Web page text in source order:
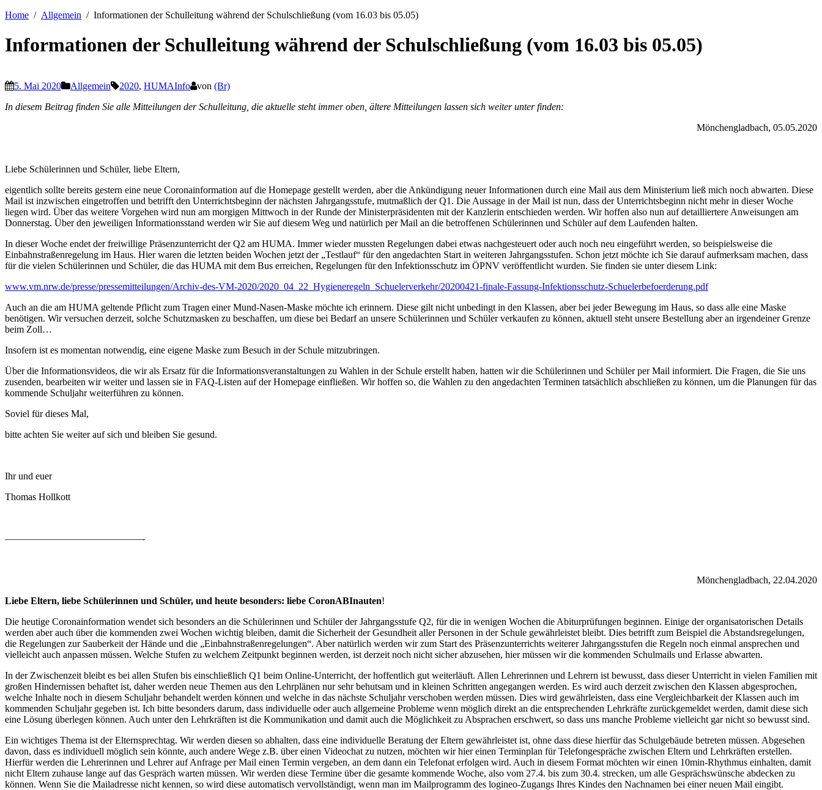
Home
Allgemein Informationen der Schulleitung während der Schulschließung (vom 16.03 bis 05.05)
Informationen der Schulleitung während der Schulschließung (vom 16.03 bis 05.05)
5. Mai 2020 Allgemein 2020, HUMAInfo von (Br)
In diesem Beitrag finden Sie alle Mitteilungen der Schulleitung, die aktuelle steht immer oben, ältere Mitteilungen lassen sich weiter unter finden:
Mönchengladbach, 05.05.2020
Liebe Schülerinnen und Schüler, liebe Eltern,
eigentlich sollte bereits gestern eine neue Coronainformation auf die Homepage gestellt werden, aber die Ankündigung neuer Informationen durch eine Mail aus dem Ministerium ließ mich noch abwarten. Diese
Mail ist inzwischen eingetroffen und betrifft den Unterrichtsbeginn der nächsten Jahrgangsstufe, mutmaßlich der Q1. Die Aussage in der Mail ist nun, dass der Unterrichtsbeginn nicht mehr in dieser Woche
liegen wird. Über das weitere Vorgehen wird nun am morgigen Mittwoch in der Runde der Ministerpräsidenten mit der Kanzlerin entschieden werden. Wir hoffen also nun auf detailliertere Anweisungen am
Donnerstag. Über den jeweiligen Informationsstand werden wir Sie auf diesem Weg und natürlich per Mail an die betroffenen Schülerinnen und Schüler auf dem Laufenden halten.
In dieser Woche endet der freiwillige Präsenzunterricht der Q2 am HUMA. Immer wieder mussten Regelungen dabei etwas nachgesteuert oder auch noch neu eingeführt werden, so beispielsweise die
Einbahnstraßenregelung im Haus. Hier waren die letzten beiden Wochen jetzt der „Testlauf“ für den angedachten Start in weiteren Jahrgangsstufen. Schon jetzt möchte ich Sie darauf aufmerksam machen, dass
für die vielen Schülerinnen und Schüler, die das HUMA mit dem Bus erreichen, Regelungen für den Infektionsschutz im ÖPNV veröffentlicht wurden. Sie finden sie unter diesem Link:
www.vm.nrw.de/presse/pressemitteilungen/Archiv-des-VM-2020/2020_04_22_Hygieneregeln_Schuelerverkehr/20200421-finale-Fassung-Infektionsschutz-Schuelerbefoerderung.pdf
Auch an die am HUMA geltende Pflicht zum Tragen einer Mund-Nasen-Maske möchte ich erinnern. Diese gilt nicht unbedingt in den Klassen, aber bei jeder Bewegung im Haus, so dass alle eine Maske
benötigen. Wir versuchen derzeit, solche Schutzmasken zu beschaffen, um diese bei Bedarf an unsere Schülerinnen und Schüler verkaufen zu können, aktuell steht unsere Bestellung aber an irgendeiner Grenze
beim Zoll…
Insofern ist es momentan notwendig, eine eigene Maske zum Besuch in der Schule mitzubringen.
Über die Informationsvideos, die wir als Ersatz für die Informationsveranstaltungen zu Wahlen in der Schule erstellt haben, hatten wir die Schülerinnen und Schüler per Mail informiert. Die Fragen, die Sie uns
zusenden, bearbeiten wir weiter und lassen sie in FAQ-Listen auf der Homepage einfließen. Wir hoffen so, die Wahlen zu den angedachten Terminen tatsächlich abschließen zu können, um die Planungen für das
kommende Schuljahr weiterführen zu können.
Soviel für dieses Mal,
bitte achten Sie weiter auf sich und bleiben Sie gesund.
Ihr und euer
Thomas Hollkott
——————————————-
Mönchengladbach, 22.04.2020
Liebe Eltern, liebe Schülerinnen und Schüler, und heute besonders: liebe CoronABInauten!
Die heutige Coronainformation wendet sich besonders an die Schülerinnen und Schüler der Jahrgangsstufe Q2, für die in wenigen Wochen die Abiturprüfungen beginnen. Einige der organisatorischen Details
werden aber auch über die kommenden zwei Wochen wichtig bleiben, damit die Sicherheit der Gesundheit aller Personen in der Schule gewährleistet bleibt. Dies betrifft zum Beispiel die Abstandsregelungen,
die Regelungen zur Sauberkeit der Hände und die „Einbahnstraßenregelungen“. Aber natürlich werden wir zum Start des Präsenzunterrichts weiterer Jahrgangsstufen die Regeln noch einmal ansprechen und
vielleicht auch anpassen müssen. Welche Stufen zu welchem Zeitpunkt beginnen werden, ist derzeit noch nicht sicher abzusehen, hier müssen wir die kommenden Schulmails und Erlasse abwarten.
In der Zwischenzeit bleibt es bei allen Stufen bis einschließlich Q1 beim Online-Unterricht, der hoffentlich gut weiterläuft. Allen Lehrerinnen und Lehrern ist bewusst, dass dieser Unterricht in vielen Familien mit
großen Hindernissen behaftet ist, daher werden neue Themen aus den Lehrplänen nur sehr behutsam und in kleinen Schritten angegangen werden. Es wird auch derzeit zwischen den Klassen abgesprochen,
welche Inhalte noch in diesem Schuljahr behandelt werden können und welche in das nächste Schuljahr verschoben werden müssen. Dies wird gewährleisten, dass eine Vergleichbarkeit der Klassen auch im
kommenden Schuljahr gegeben ist. Ich bitte besonders darum, dass individuelle oder auch allgemeine Probleme wenn möglich direkt an die entsprechenden Lehrkräfte zurückgemeldet werden, damit diese sich
eine Lösung überlegen können. Auch unter den Lehrkräften ist die Kommunikation und damit auch die Möglichkeit zu Absprachen erschwert, so dass uns manche Probleme vielleicht gar nicht so bewusst sind.
Ein wichtiges Thema ist der Elternsprechtag. Wir werden diesen so abhalten, dass eine individuelle Beratung der Eltern gewährleistet ist, ohne dass diese hierfür das Schulgebäude betreten müssen. Abgesehen
davon, dass es individuell möglich sein könnte, auch andere Wege z.B. über einen Videochat zu nutzen, möchten wir hier einen Terminplan für Telefongespräche zwischen Eltern und Lehrkräften erstellen.
Hierfür werden die Lehrerinnen und Lehrer auf Anfrage per Mail einen Termin vergeben, an dem dann ein Telefonat erfolgen wird. Auch in diesem Format möchten wir einen 10min-Rhythmus einhalten, damit
nicht Eltern zuhause lange auf das Gespräch warten müssen. Wir werden diese Termine über die gesamte kommende Woche, also vom 27.4. bis zum 30.4. strecken, um alle Gesprächswünsche abdecken zu
können. Wenn Sie die Mailadresse nicht kennen, so wird diese automatisch vervollständigt, wenn man im Mailprogramm des logineo-Zugangs Ihres Kindes den Nachnamen bei einer neuen Mail eingibt.